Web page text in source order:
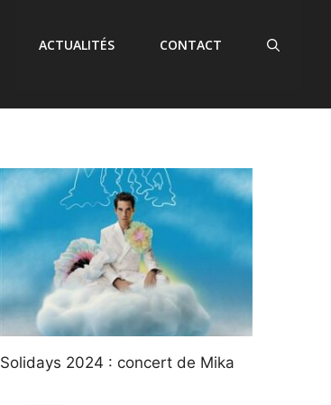
ACTUALITÉS CONTACT
Solidays 2024 : concert de Mika